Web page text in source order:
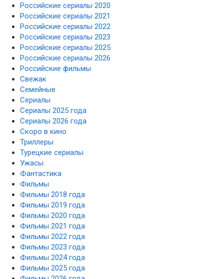
Российские сериалы 2020
Российские сериалы 2021
Российские сериалы 2022
Российские сериалы 2023
Российские сериалы 2025
Российские сериалы 2026
Российские фильмы
Свежак
Семейные
Сериалы
Сериалы 2025 года
Сериалы 2026 года
Скоро в кино
Триллеры
Турецкие сериалы
Ужасы
Фантастика
Фильмы
Фильмы 2018 года
Фильмы 2019 года
Фильмы 2020 года
Фильмы 2021 года
Фильмы 2022 года
Фильмы 2023 года
Фильмы 2024 года
Фильмы 2025 года